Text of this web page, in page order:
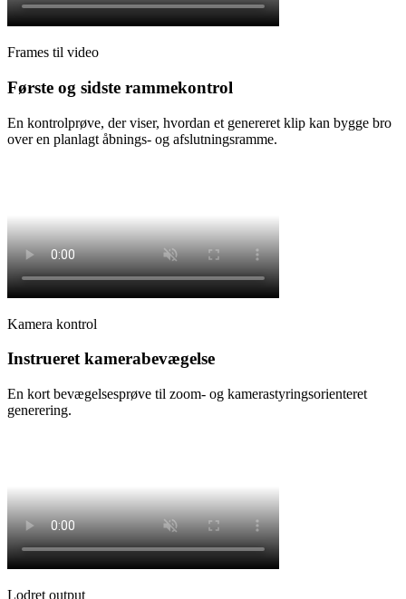
Frames til video
Første og sidste rammekontrol
En kontrolprøve, der viser, hvordan et genereret klip kan bygge bro
over en planlagt åbnings- og afslutningsramme.
Kamera kontrol
Instrueret kamerabevægelse
En kort bevægelsesprøve til zoom- og kamerastyringsorienteret
generering.
Lodret output